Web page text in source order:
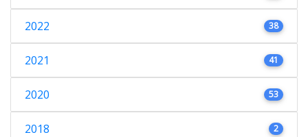
2022 38
2021 41
2020 53
2018 2